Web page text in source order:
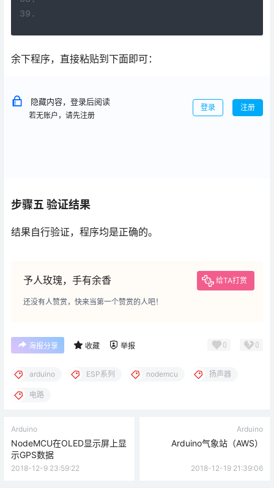
余下程序，直接粘贴到下面即可：
隐藏内容，登录后阅读
若无账户，请先注册
登录 注册
步骤五 验证结果
结果自行验证，程序均是正确的。
予人玫瑰，手有余香 给TA打赏
还没有人赞赏，快来当第一个赞赏的人吧！
海报分享 收藏 举报 0 0
arduino ESP系列 nodemcu 扬声器
电路
Arduino
NodeMCU在OLED显示屏上显
示GPS数据
2018-12-9 23:59:22
Arduino
Arduino气象站（AWS）
2018-12-19 21:39:06